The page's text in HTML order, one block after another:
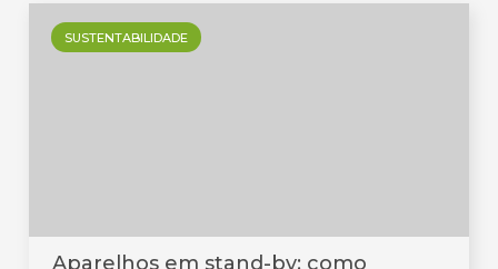
SUSTENTABILIDADE
Aparelhos em stand-by: como